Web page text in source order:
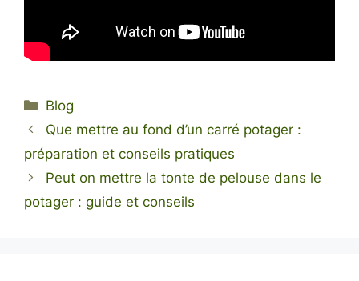
Catégories
Blog
Que mettre au fond d’un carré potager :
préparation et conseils pratiques
Peut on mettre la tonte de pelouse dans le
potager : guide et conseils